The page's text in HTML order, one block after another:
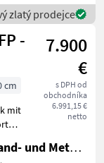
zlatý prodejce
-
7.900
€
s DPH od
obchodníka
6.991,15 €
netto
cm
mit
Holler Land- und Metalltechnik GmbH.